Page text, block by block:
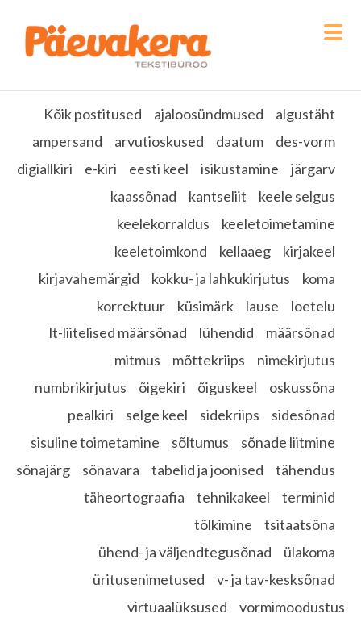
Kõik postitused ajaloosündmused
algustäht
ampersand
arvutioskused daatum
des-vorm
digiallkiri
e-kiri eesti keel isikustamine
järgarv
kaassõnad
kantseliit
keele selgus
keelekorraldus
keeletoimetamine
keeletoimkond
kellaaeg
kirjakeel
kirjavahemärgid
kokku- ja lahkukirjutus
koma
korrektuur
küsimärk lause
loetelu
lt-liitelised määrsõnad
lühendid
määrsõnad
mitmus
mõttekriips
nimekirjutus
numbrikirjutus
õigekiri õiguskeel
oskussõna
pealkiri
selge keel sidekriips
sidesõnad
sisuline toimetamine
sõltumus
sõnade liitmine
sõnajärg
sõnavara tabelid ja joonised
tähendus
täheortograafia
tehnikakeel
terminid
tõlkimine
tsitaatsõna
ühend- ja väljendtegusõnad
ülakoma
üritusenimetused
v- ja tav-kesksõnad
virtuaalüksused
vormimoodustus